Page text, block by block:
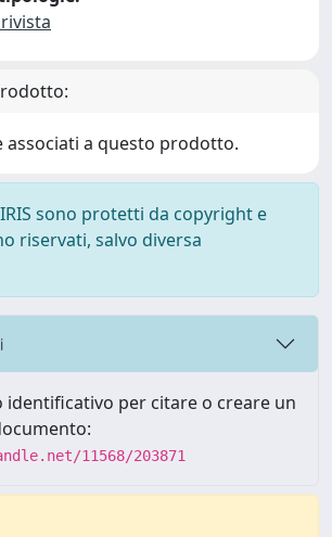
associati a questo prodotto.
sono protetti da copyright e
riservati, salvo diversa
identificativo per citare o creare un
11568/203871